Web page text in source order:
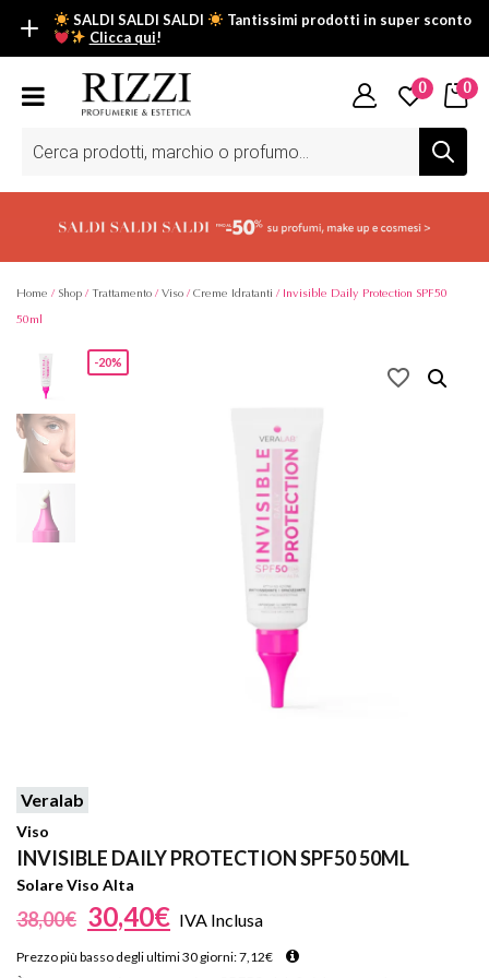
SALDI SALDI SALDI
Tantissimi prodotti in super sconto
Clicca qui!
SALDI SALDI SALDI
Fino al -50% su tantissimi prodotti beauty nella sezione saldi: il
Scopri tutti i prodotti in super saldo!Clicca qui
prodotti
0 0
Home / Shop / Trattamento / Viso / Creme Idratanti / Invisible Daily Protection SPF50
50ml
-20%
Veralab
Viso
INVISIBLE DAILY PROTECTION SPF50 50ML
Solare Viso Alta
38,00€ 30,40€ IVA Inclusa
Prezzo più basso degli ultimi 30 giorni:7,12€